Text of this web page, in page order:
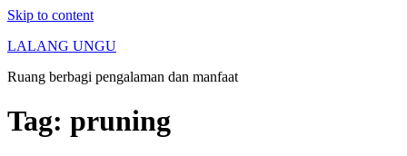
Skip to content
LALANG UNGU
Ruang berbagi pengalaman dan manfaat
Tag: pruning